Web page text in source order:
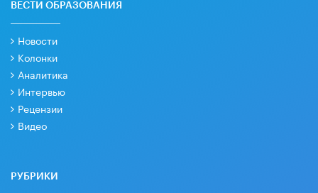
ВЕСТИ ОБРАЗОВАНИЯ
Новости
Колонки
Аналитика
Интервью
Рецензии
Видео
РУБРИКИ